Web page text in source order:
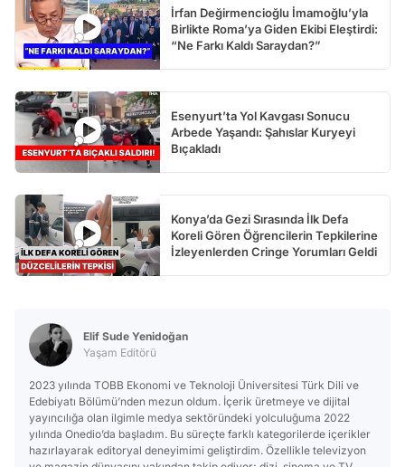
İrfan Değirmencioğlu İmamoğlu’yla
Birlikte Roma’ya Giden Ekibi Eleştirdi:
“Ne Farkı Kaldı Saraydan?”
Esenyurt’ta Yol Kavgası Sonucu
Arbede Yaşandı: Şahıslar Kuryeyi
Bıçakladı
Konya’da Gezi Sırasında İlk Defa
Koreli Gören Öğrencilerin Tepkilerine
İzleyenlerden Cringe Yorumları Geldi
Elif Sude Yenidoğan
Yaşam Editörü
2023 yılında TOBB Ekonomi ve Teknoloji Üniversitesi Türk Dili ve
Edebiyatı Bölümü’nden mezun oldum. İçerik üretmeye ve dijital
yayıncılığa olan ilgimle medya sektöründeki yolculuğuma 2022
yılında Onedio’da başladım. Bu süreçte farklı kategorilerde içerikler
hazırlayarak editoryal deneyimimi geliştirdim. Özellikle televizyon